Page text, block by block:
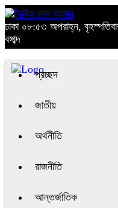
ঢাকা ০৮:৫৩ অপরাহ্ন,
বঙ্গাব্দ
প্রচ্ছদ
জাতীয়
অর্থনীতি
রাজনীতি
আন্তর্জাতিক